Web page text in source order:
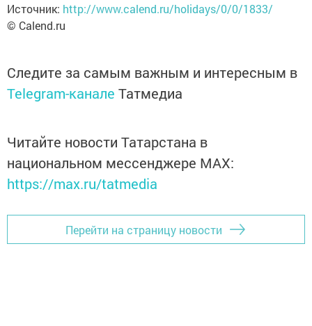
Источник: http://www.calend.ru/holidays/0/0/1833/
© Calend.ru
Следите за самым важным и интересным в
Telegram-канале Татмедиа
Читайте новости Татарстана в
национальном мессенджере MАХ:
https://max.ru/tatmedia
Перейти на страницу новости